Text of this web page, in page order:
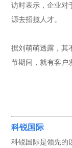
访时表示，企业对
源去招揽人才。
据刘萌萌透露，其
节期间，就有客户
科锐国际
科锐国际是领先的